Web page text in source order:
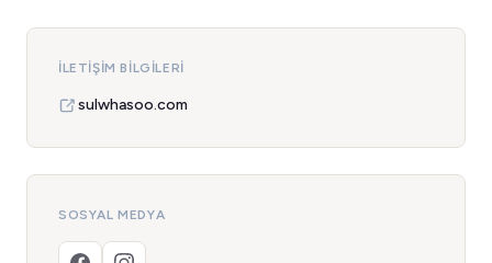
İLETIŞIM BILGILERI
sulwhasoo.com
SOSYAL MEDYA